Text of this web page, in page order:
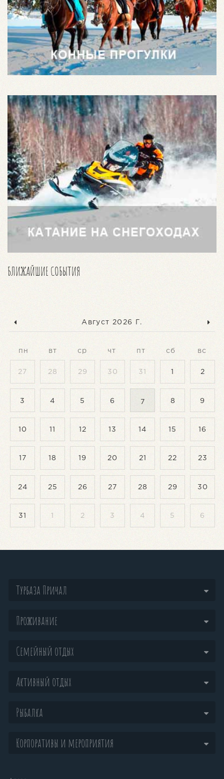
БЛИЖАЙШИЕ СОБЫТИЯ
Август 2026 Г.
пн вт ср чт пт сб вс
27 28 29 30 31 1 2
3 4 5 6 7 8 9
10 11 12 13 14 15 16
17 18 19 20 21 22 23
24 25 26 27 28 29 30
31 2 3 4 5 6
Турбаза Причал
Проживание
Семейный отдых
Активный отдых
Рыбалка
Корпоративы и мероприятия